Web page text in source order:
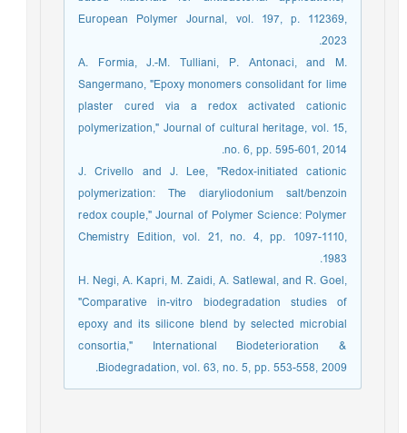
European Polymer Journal, vol. 197, p. 112369,
2023.
A. Formia, J.-M. Tulliani, P. Antonaci, and M.
Sangermano, "Epoxy monomers consolidant for lime
plaster cured via a redox activated cationic
polymerization," Journal of cultural heritage, vol. 15,
no. 6, pp. 595-601, 2014.
J. Crivello and J. Lee, "Redox‐initiated cationic
polymerization: The diaryliodonium salt/benzoin
redox couple," Journal of Polymer Science: Polymer
Chemistry Edition, vol. 21, no. 4, pp. 1097-1110,
1983.
H. Negi, A. Kapri, M. Zaidi, A. Satlewal, and R. Goel,
"Comparative in-vitro biodegradation studies of
epoxy and its silicone blend by selected microbial
consortia," International Biodeterioration &
Biodegradation, vol. 63, no. 5, pp. 553-558, 2009.